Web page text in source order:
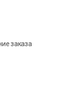
заказа